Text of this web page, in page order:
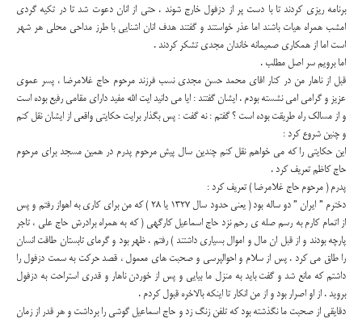
برنامه ریزی کردند تا با دست پر از دزفول خارج شوند . حتی از انان دعوت شد تا در تکیه گردی
امشب همراه هیات باشند اما عذر خواستند و گفتند هدف انان اشنایی با طرز مداحی محلی هر شهر
است اما از همکاری صمیمانه خاندان مجدی تشکر کردند .
اما برویم سر اصل مطلب .
قبل از ناهار من در کنار اقای محمد حسن مجدی نسب فرزند مرحوم حاج غلامرضا ، پسر عموی
عزیز و گرامی امی نشسته بودم . ایشان گفتند : ایا می دانید ایت الله مفید دارای مقامی رفیع بوده است
و از مسالک راه طریقت بوده است ؟ گفتم : نه گفت : پس بگذار برایت حکایتی واقعی از ایشان نقل کنم
و چنین شروع کرد :
این حکایتی را که می خواهم نقل کنم چندین سال پیش مرحوم پدرم در همین مسجد برای مرحوم
حاج کاظم تعریف کرد .
پدرم ( مرحوم حاج غلامرضا ) تعریف کرد :
دخترم ” ایران ” دو ساله بود ( یعنی حدود سال 1327 یا 28 ) که من برای کاری به اهواز رفتم و پس
از اتمام کارم به رسم صله ی رحم نزد حاج اسماعیل کارگهی ( که به همراه برادرش حاج علی ، تاجر
پارچه بودند و از قبل ان مال و اموال بسیاری داشتند ) رفتم . ظهر بود و گرمای تابستان طاقت انسان
را طاق می کرد . پس از سلام و احوالپرسی و صحبت های معمول ، قصد حرکت به سمت دزفول را
داشتم که مانع شد و گفت باید به منزل ما بیایی و پس از خوردن ناهار و قدری استراحت به دزفول
بروید . از او اصرار بود و از من انکار تا اینکه بالاخره قبول کردم .
دقایقی از صحبت ما نگذشته بود که تلفن زنگ زد و حاج اسماعیل گوشی را برداشت و هر قدر از زمان